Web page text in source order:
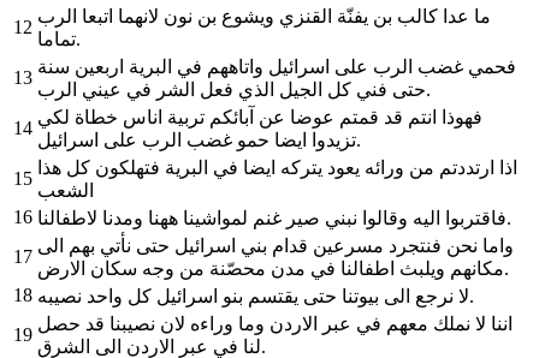
12
ما عدا كالب بن يفنّة القنزي ويشوع بن نون لانهما اتبعا الرب
تماما.
13
فحمي غضب الرب على اسرائيل واتاههم في البرية اربعين سنة
حتى فني كل الجيل الذي فعل الشر في عيني الرب.
14
فهوذا انتم قد قمتم عوضا عن آبائكم تربية اناس خطاة لكي
تزيدوا ايضا حمو غضب الرب على اسرائيل.
15
اذا ارتددتم من ورائه يعود يتركه ايضا في البرية فتهلكون كل هذا
الشعب
16
فاقتربوا اليه وقالوا نبني صير غنم لمواشينا ههنا ومدنا لاطفالنا.
17
واما نحن فنتجرد مسرعين قدام بني اسرائيل حتى نأتي بهم الى
مكانهم ويلبث اطفالنا في مدن محصّنة من وجه سكان الارض.
18
لا نرجع الى بيوتنا حتى يقتسم بنو اسرائيل كل واحد نصيبه.
19
اننا لا نملك معهم في عبر الاردن وما وراءه لان نصيبنا قد حصل
لنا في عبر الاردن الى الشرق.